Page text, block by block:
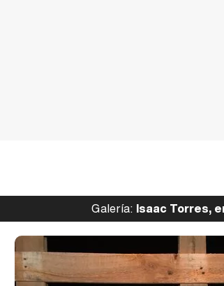
Galería: Isaac Torres,